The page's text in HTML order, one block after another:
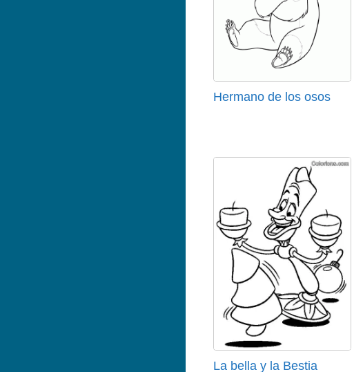
Hermano de los osos
La bella y la Bestia